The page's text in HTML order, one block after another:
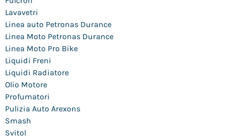
Lavavetri
Linea auto Petronas Durance
Linea Moto Petronas Durance
Linea Moto Pro Bike
Liquidi Freni
Liquidi Radiatore
Olio Motore
Profumatori
Pulizia Auto Arexons
Smash
Svitol